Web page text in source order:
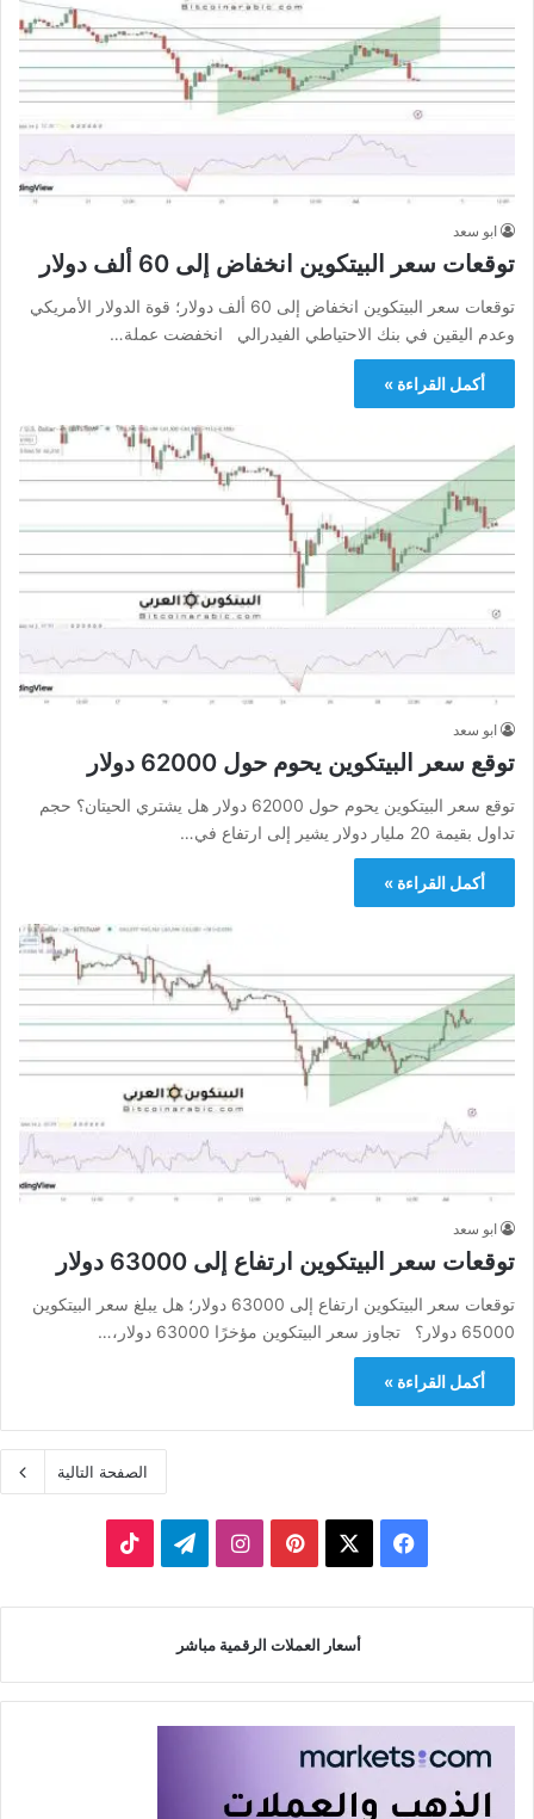
ابو سعد
توقعات سعر البيتكوين انخفاض إلى 60 ألف دولار
توقعات سعر البيتكوين انخفاض إلى 60 ألف دولار؛ قوة الدولار الأمريكي
وعدم اليقين في بنك الاحتياطي الفيدرالي انخفضت عملة…
أكمل القراءة »
ابو سعد
توقع سعر البيتكوين يحوم حول 62000 دولار
توقع سعر البيتكوين يحوم حول 62000 دولار هل يشتري الحيتان؟ حجم
تداول بقيمة 20 مليار دولار يشير إلى ارتفاع في…
أكمل القراءة »
ابو سعد
توقعات سعر البيتكوين ارتفاع إلى 63000 دولار
توقعات سعر البيتكوين ارتفاع إلى 63000 دولار؛ هل يبلغ سعر البيتكوين
65000 دولار؟ تجاوز سعر البيتكوين مؤخرًا 63000 دولار،…
أكمل القراءة »
الصفحة التالية
فيسبوك بينتيريستانستقرامتيلقرام
أسعار العملات الرقمية مباشر